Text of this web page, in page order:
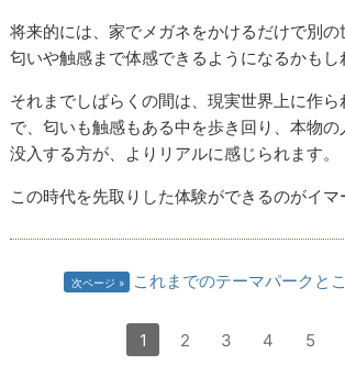
将来的には、家でメガネをかけるだけで別の
匂いや触感まで体感できるようになるかもし
それまでしばらくの間は、現実世界上に作ら
で、匂いも触感もある中を歩き回り、本物
没入する方が、よりリアルに感じられます。
この時代を先取りした体験ができるのがイマ
次ページ これまでのテーマパークと
1 2 3 4 5